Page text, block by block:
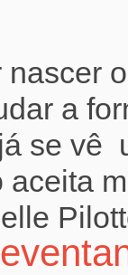
a
se vê